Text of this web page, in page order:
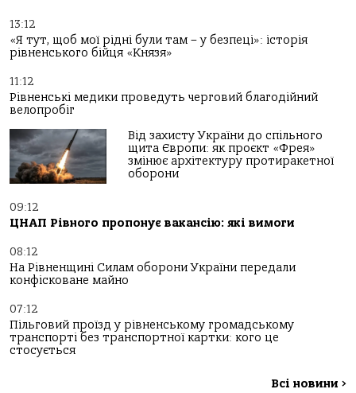
13:12
«Я тут, щоб мої рідні були там – у безпеці»: історія
рівненського бійця «Князя»
11:12
Рівненські медики проведуть черговий благодійний
велопробіг
Від захисту України до спільного
щита Європи: як проєкт «Фрея»
змінює архітектуру протиракетної
оборони
09:12
ЦНАП Рівного пропонує вакансію: які вимоги
08:12
На Рівненщині Силам оборони України передали
конфісковане майно
07:12
Пільговий проїзд у рівненському громадському
транспорті без транспортної картки: кого це
стосується
Всі новини >